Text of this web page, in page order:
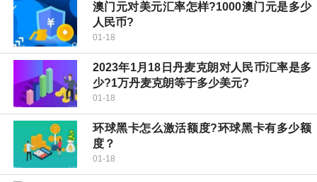
澳门元对美元汇率怎样?1000澳门元是多少
人民币?
01-18
2023年1月18日丹麦克朗对人民币汇率是多
少?1万丹麦克朗等于多少美元?
01-18
环球黑卡怎么激活额度?环球黑卡有多少额
度？
01-18